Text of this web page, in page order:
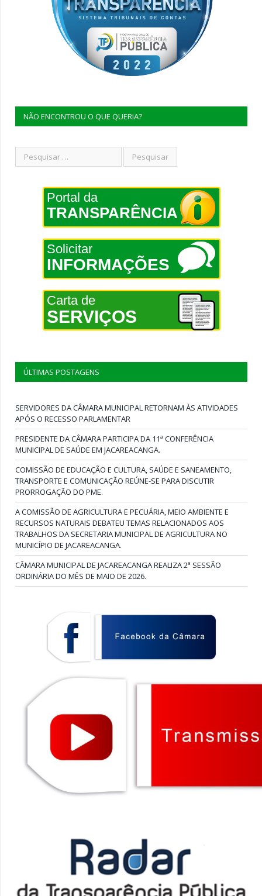
NÃO ENCONTROU O QUE QUERIA?
Portal da
TRANSPARÊNCIA
Solicitar
INFORMAÇÕES
Carta de
SERVIÇOS
ÚLTIMAS POSTAGENS
SERVIDORES DA CÂMARA MUNICIPAL RETORNAM ÀS ATIVIDADES
APÓS O RECESSO PARLAMENTAR
PRESIDENTE DA CÂMARA PARTICIPA DA 11ª CONFERÊNCIA
MUNICIPAL DE SAÚDE EM JACAREACANGA.
COMISSÃO DE EDUCAÇÃO E CULTURA, SAÚDE E SANEAMENTO,
TRANSPORTE E COMUNICAÇÃO REÚNE-SE PARA DISCUTIR
PRORROGAÇÃO DO PME.
A COMISSÃO DE AGRICULTURA E PECUÁRIA, MEIO AMBIENTE E
RECURSOS NATURAIS DEBATEU TEMAS RELACIONADOS AOS
TRABALHOS DA SECRETARIA MUNICIPAL DE AGRICULTURA NO
MUNICÍPIO DE JACAREACANGA.
CÂMARA MUNICIPAL DE JACAREACANGA REALIZA 2ª SESSÃO
ORDINÁRIA DO MÊS DE MAIO DE 2026.